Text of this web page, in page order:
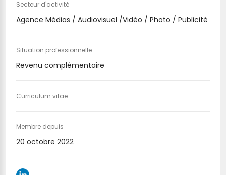
Secteur d'activité
Agence Médias / Audiovisuel /Vidéo / Photo / Publicité
Situation professionnelle
Revenu complémentaire
Curriculum vitae
Membre depuis
20 octobre 2022